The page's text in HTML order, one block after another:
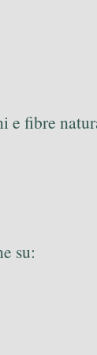
e fibre
su: